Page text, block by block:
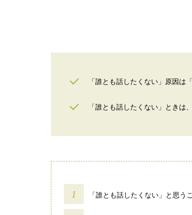
「誰とも話したくない」原因
「誰とも話したくない」ときは
「誰とも話したくない」と思う